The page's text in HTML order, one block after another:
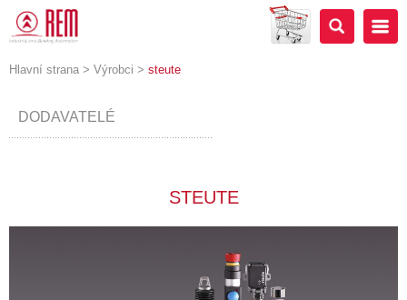
Hlavní strana > Výrobci > steute
DODAVATELÉ
STEUTE